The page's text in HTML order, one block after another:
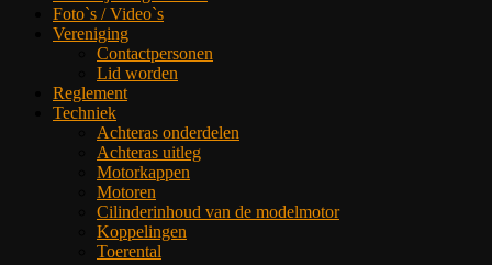
Foto`s / Video`s
Vereniging
Contactpersonen
Lid worden
Reglement
Techniek
Achteras onderdelen
Achteras uitleg
Motorkappen
Motoren
Cilinderinhoud van de modelmotor
Koppelingen
Toerental